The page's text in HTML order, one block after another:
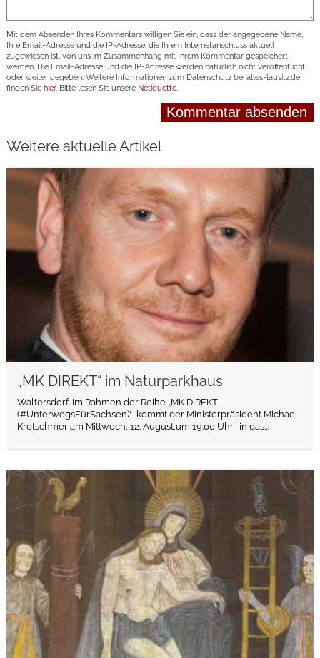
Mit dem Absenden Ihres Kommentars willigen Sie ein, dass der angegebene Name,
Ihre Email-Adresse und die IP-Adresse, die Ihrem Internetanschluss aktuell
zugewiesen ist, von uns im Zusammenhang mit Ihrem Kommentar gespeichert
werden. Die Email-Adresse und die IP-Adresse werden natürlich nicht veröffentlicht
oder weiter gegeben. Weitere Informationen zum Datenschutz bei alles-lausitz.de
finden Sie hier. Bitte lesen Sie unsere Netiquette.
Weitere aktuelle Artikel
„MK DIREKT“ im Naturparkhaus
Waltersdorf. Im Rahmen der Reihe „MK DIREKT
(#UnterwegsFürSachsen)“ kommt der Ministerpräsident Michael
Kretschmer am Mittwoch, 12. August,um 19.00 Uhr, in das...
weiterlesen
weiterlesen